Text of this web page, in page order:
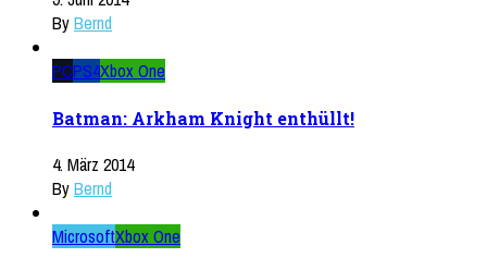
ByBernd
PCPS4Xbox One
Batman: Arkham Knight enthüllt!
4. März 2014
ByBernd
MicrosoftXbox One